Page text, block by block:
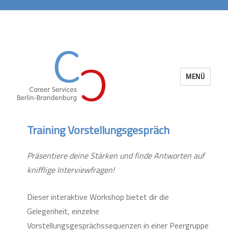
MENÜ
Training Vorstellungsgespräch
Präsentiere deine Stärken und finde Antworten auf
knifflige Interviewfragen!
Dieser interaktive Workshop bietet dir die
Gelegenheit, einzelne
Vorstellungsgesprächssequenzen in einer Peergruppe